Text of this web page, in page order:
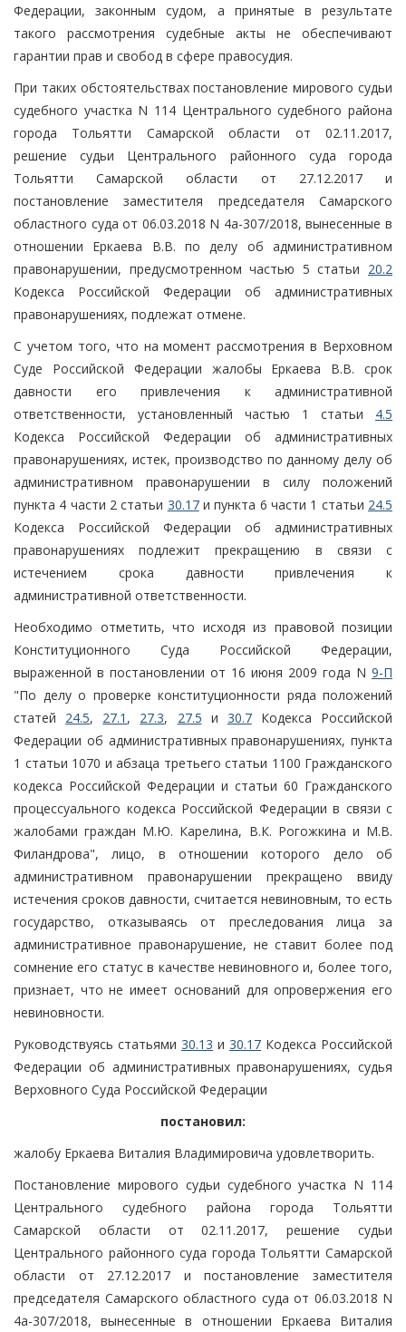
Федерации, законным судом, а принятые в результате
такого рассмотрения судебные акты не обеспечивают
гарантии прав и свобод в сфере правосудия.
При таких обстоятельствах постановление мирового судьи
судебного участка N 114 Центрального судебного района
города Тольятти Самарской области от 02.11.2017,
решение судьи Центрального районного суда города
Тольятти Самарской области от 27.12.2017 и
постановление заместителя председателя Самарского
областного суда от 06.03.2018 N 4а-307/2018, вынесенные в
отношении Еркаева В.В. по делу об административном
правонарушении, предусмотренном частью 5 статьи 20.2
Кодекса Российской Федерации об административных
правонарушениях, подлежат отмене.
С учетом того, что на момент рассмотрения в Верховном
Суде Российской Федерации жалобы Еркаева В.В. срок
давности его привлечения к административной
ответственности, установленный частью 1 статьи 4.5
Кодекса Российской Федерации об административных
правонарушениях, истек, производство по данному делу об
административном правонарушении в силу положений
пункта 4 части 2 статьи 30.17и пункта 6 части 1 статьи 24.5
Кодекса Российской Федерации об административных
правонарушениях подлежит прекращению в связи с
истечением срока давности привлечения к
административной ответственности.
Необходимо отметить, что исходя из правовой позиции
Конституционного Суда Российской Федерации,
выраженной в постановлении от 16 июня 2009 года N 9-П
"По делу о проверке конституционности ряда положений
статей 24.5, 27.1 , 27.3, 27.5 и 30.7Кодекса Российской
Федерации об административных правонарушениях, пункта
1 статьи 1070 и абзаца третьего статьи 1100 Гражданского
кодекса Российской Федерации и статьи 60 Гражданского
процессуального кодекса Российской Федерации в связи с
жалобами граждан М.Ю. Карелина, В.К. Рогожкина и М.В.
Филандрова", лицо, в отношении которого дело об
административном правонарушении прекращено ввиду
истечения сроков давности, считается невиновным, то есть
государство, отказываясь от преследования лица за
административное правонарушение, не ставит более под
сомнение его статус в качестве невиновного и, более того,
признает, что не имеет оснований для опровержения его
невиновности.
Руководствуясь статьями 30.13 и 30.17 Кодекса Российской
Федерации об административных правонарушениях, судья
Верховного Суда Российской Федерации
постановил:
жалобу Еркаева Виталия Владимировича удовлетворить.
Постановление мирового судьи судебного участка N 114
Центрального судебного района города Тольятти
Самарской области от 02.11.2017, решение судьи
Центрального районного суда города Тольятти Самарской
области от 27.12.2017 и постановление заместителя
председателя Самарского областного суда от 06.03.2018 N
4а-307/2018, вынесенные в отношении Еркаева Виталия